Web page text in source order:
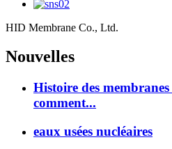
HID Membrane Co., Ltd.
Nouvelles
Histoire des
comment...
eaux usées nucléaires